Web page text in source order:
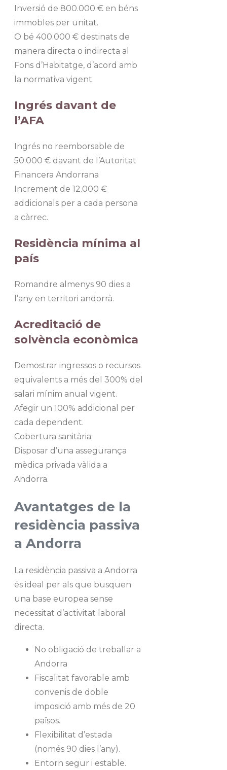
Inversió de 800.000 € en béns
immobles per unitat.
O bé 400.000 € destinats de
manera directa o indirecta al
Fons d’Habitatge, d’acord amb
la normativa vigent.
Ingrés davant de
l’AFA
Ingrés no reemborsable de
50.000 € davant de l’Autoritat
Financera Andorrana
Increment de 12.000 €
addicionals per a cada persona
a càrrec.
Residència mínima al
país
Romandre almenys 90 dies a
l’any en territori andorrà.
Acreditació de
solvència econòmica
Demostrar ingressos o recursos
equivalents a més del 300% del
salari mínim anual vigent.
Afegir un 100% addicional per
cada dependent.
Cobertura sanitària:
Disposar d’una assegurança
mèdica privada vàlida a
Andorra.
Avantatges de la
residència passiva
a Andorra
La residència passiva a Andorra
és ideal per als que busquen
una base europea sense
necessitat d’activitat laboral
directa.
No obligació de treballar a
Andorra
Fiscalitat favorable amb
convenis de doble
imposició amb més de 20
països.
Flexibilitat d’estada
(només 90 dies l’any).
Entorn segur i estable.